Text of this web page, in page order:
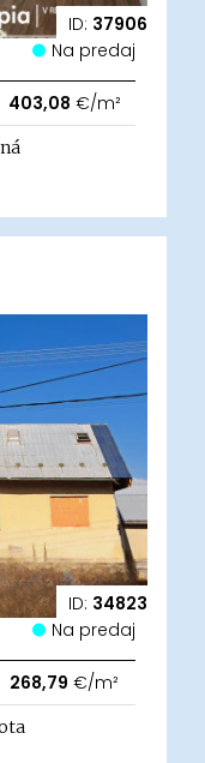
ID: 37906
Na predaj
403,08 €/m²
ID: 34823
Na predaj
268,79 €/m²